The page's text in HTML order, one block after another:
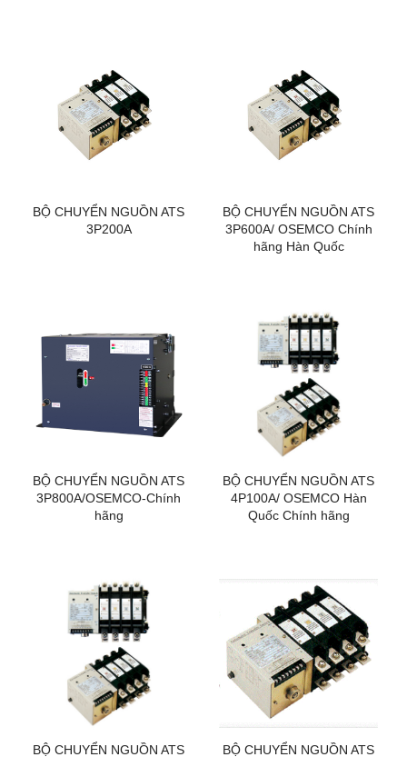
BỘ CHUYỂN NGUỒN ATS
3P200A
BỘ CHUYỂN NGUỒN ATS
3P600A/ OSEMCO Chính
hãng Hàn Quốc
BỘ CHUYỂN NGUỒN ATS
3P800A/OSEMCO-Chính
hãng
BỘ CHUYỂN NGUỒN ATS
4P100A/ OSEMCO Hàn
Quốc Chính hãng
BỘ CHUYỂN NGUỒN ATS BỘ CHUYỂN NGUỒN ATS